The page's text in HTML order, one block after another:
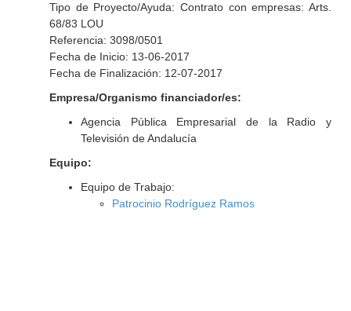
Tipo de Proyecto/Ayuda: Contrato con empresas: Arts.
68/83 LOU
Referencia: 3098/0501
Fecha de Inicio: 13-06-2017
Fecha de Finalización: 12-07-2017
Empresa/Organismo financiador/es:
Agencia Pública Empresarial de la Radio y
Televisión de Andalucía
Equipo:
Equipo de Trabajo:
Patrocinio Rodríguez Ramos